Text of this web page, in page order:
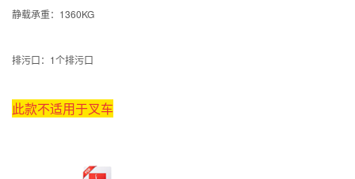
静载承重：1360KG
排污口：1个排污口
此款不适用于叉车